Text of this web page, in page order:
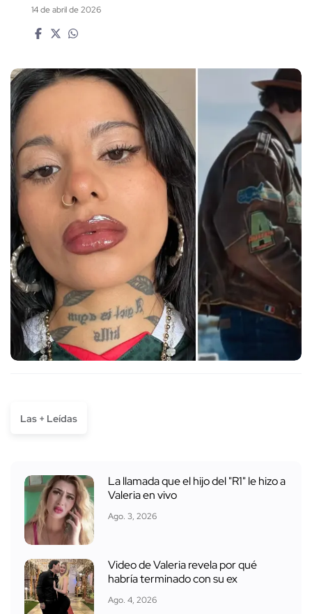
14 de abril de 2026
Las + Leídas
La llamada que el hijo del "R1" le hizo a
Valeria en vivo
Ago. 3, 2026
Video de Valeria revela por qué
habría terminado con su ex
Ago. 4, 2026